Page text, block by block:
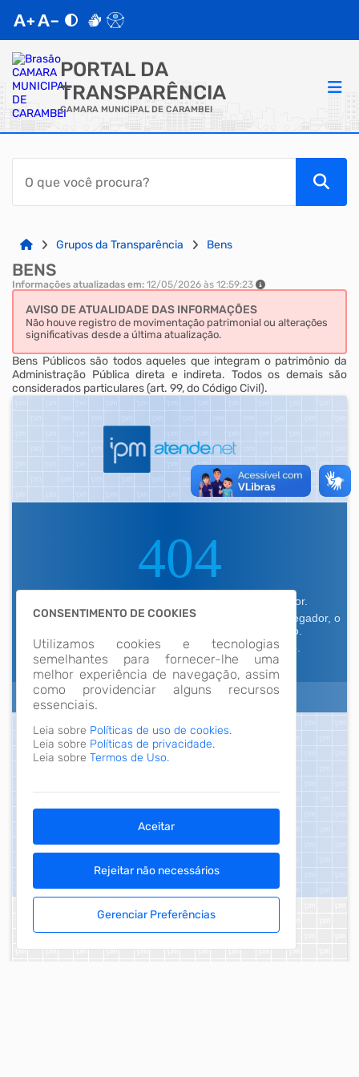
PORTAL DA
TRANSPARÊNCIA
CAMARA MUNICIPAL DE CARAMBEI
ACESSO RÁPIDO
Acessibilidade
Cidadão
Autoatendimento
Mapa do Site
Grupos da Transparência Bens
BENS
Informações atualizadas em: 12/05/2026 às 12:59:23
AVISO DE ATUALIDADE DAS INFORMAÇÕES
Não houve registro de movimentação patrimonial ou alterações
significativas desde a última atualização.
Bens Públicos são todos aqueles que integram o patrimônio da
Administração Pública direta e indireta. Todos os demais são
considerados particulares (art. 99, do Código Civil).
CONSENTIMENTO DE COOKIES
Utilizamos cookies e tecnologias
semelhantes para fornecer-lhe uma
melhor experiência de navegação, assim
como providenciar alguns recursos
essenciais.
Leia sobre Políticas de uso de cookies.
Leia sobre Políticas de privacidade.
Leia sobre Termos de Uso.
Aceitar
Rejeitar não necessários
Gerenciar Preferências